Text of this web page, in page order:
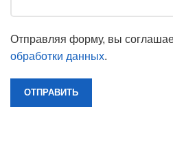
Отправляя форму, вы
обработки данных.